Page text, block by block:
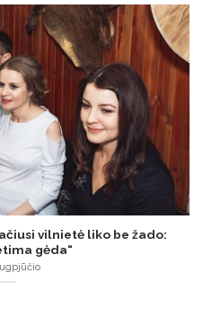
vilnietė liko be žado:
gėda“